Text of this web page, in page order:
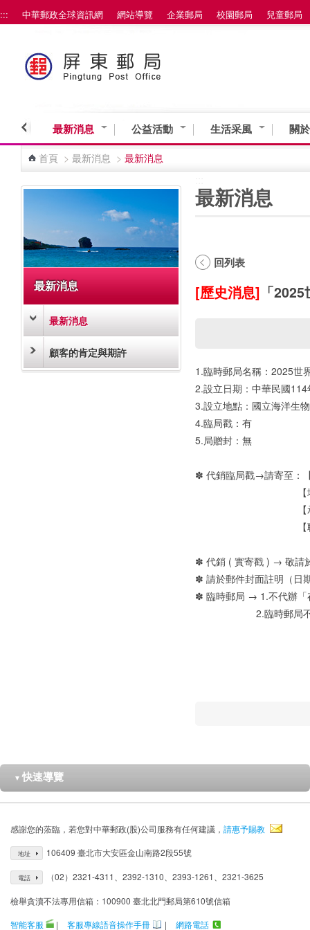
跳到主要內容區塊
::: 中華郵政全球資訊網 網站導覽 企業郵局 校園郵局 兒童郵局
最新消息 公益活動 生活采風 關
首頁 > 最新消息 > 最新消息
最新消息
最新消息
顧客的肯定與期許
最新消息
回列表
[歷史消息] 「
1.臨時郵局名稱：2025世
2.設立日期：中華民國
3.設立地點：國立海洋生
4.臨局戳：有
5.局贈封：無
✽ 代銷臨局戳→請寄至：
【地址：
【承辦人：
【聯絡電話：
✽ 代銷 ( 實寄戳 ) → 敬請
✽ 請於郵件封面註明（日
✽ 臨時郵局 → 1.不代辦「
2.臨時郵局不辦理
▼ 快速導覽
感謝您的蒞臨，若您對中華郵政(股)公司服務有任何建議， 請惠予賜教
地址 106409 臺北市大安區金山南路2段55號
電話 （02）2321-4311、2392-1310、2393-1261、2321-3625
檢舉貪瀆不法專用信箱：100900 臺北北門郵局第610號信箱
智能客服
| 客服專線語音操作手冊 | 網路電話